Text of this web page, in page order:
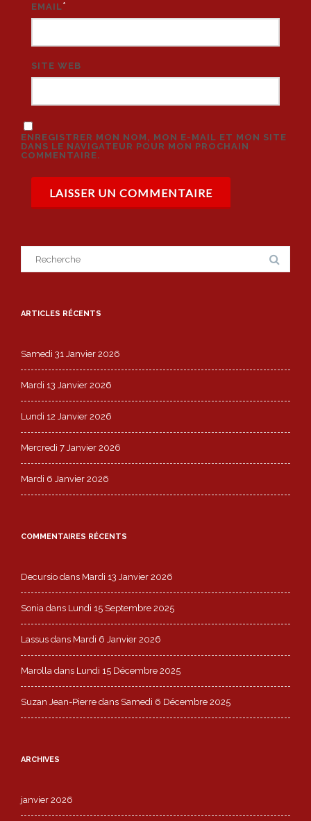
EMAIL*
SITE WEB
ENREGISTRER MON NOM, MON E-MAIL ET MON SITE
DANS LE NAVIGATEUR POUR MON PROCHAIN
COMMENTAIRE.
for:
ARTICLES RÉCENTS
Samedi 31 Janvier 2026
Mardi 13 Janvier 2026
Lundi 12 Janvier 2026
Mercredi 7 Janvier 2026
Mardi 6 Janvier 2026
COMMENTAIRES RÉCENTS
Decursio dans Mardi 13 Janvier 2026
Sonia dans Lundi 15 Septembre 2025
Lassus dans Mardi 6 Janvier 2026
Marolla dans Lundi 15 Décembre 2025
Suzan Jean-Pierre dans Samedi 6 Décembre 2025
ARCHIVES
janvier 2026